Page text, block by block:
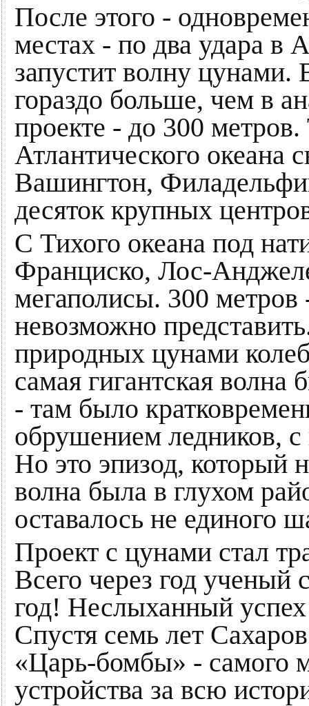
После этого -
местах - по два удара в
запустит волну
гораздо больше, чем в
проекте - до 300
Атлантического
Вашингтон,
десяток крупных
С Тихого океана под
Франциско, Лос-
мегаполисы. 300
невозможно
природных цунами
самая гигантская волна
- там было
обрушением ледников,
Но это эпизод, который
волна была в глухом
оставалось не единого
Проект с цунами стал
Всего через год ученый
год! Неслыханный
Спустя семь лет
«Царь-бомбы» - самого
устройства за всю